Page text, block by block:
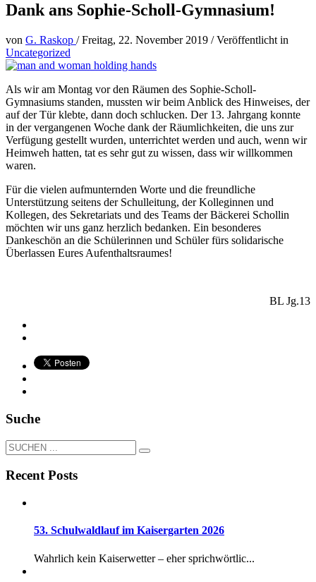
Dank ans Sophie-Scholl-Gymnasium!
von G. Raskop /Freitag, 22. November 2019 /Veröffentlicht in
Uncategorized
Als wir am Montag vor den Räumen des Sophie-Scholl-
Gymnasiums standen, mussten wir beim Anblick des Hinweises, der
auf der Tür klebte, dann doch schlucken. Der 13. Jahrgang konnte
in der vergangenen Woche dank der Räumlichkeiten, die uns zur
Verfügung gestellt wurden, unterrichtet werden und auch, wenn wir
Heimweh hatten, tat es sehr gut zu wissen, dass wir willkommen
waren.
Für die vielen aufmunternden Worte und die freundliche
Unterstützung seitens der Schulleitung, der Kolleginnen und
Kollegen, des Sekretariats und des Teams der Bäckerei Schollin
möchten wir uns ganz herzlich bedanken. Ein besonderes
Dankeschön an die Schülerinnen und Schüler fürs solidarische
Überlassen Eures Aufenthaltsraumes!
BL Jg.13
Suche
Recent Posts
53. Schulwaldlauf im Kaisergarten 2026
Wahrlich kein Kaiserwetter – eher sprichwörtlic...